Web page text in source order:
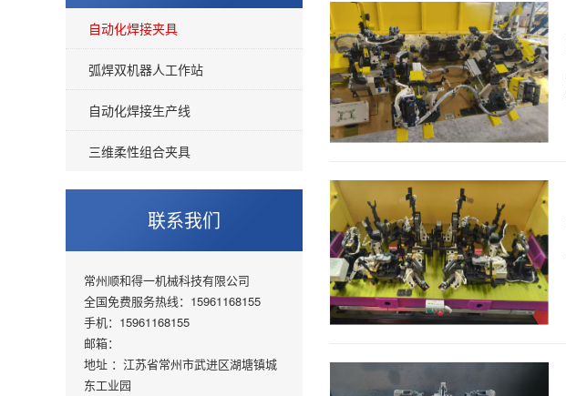
自动化焊接夹具
弧焊双机器人工作站
自动化焊接生产线
三维柔性组合夹具
联系我们
常州顺和得一机械科技有限公司
全国免费服务热线：15961168155
手机：15961168155
邮箱：
地址 ：江苏省常州市武进区湖塘镇城
东工业园‌